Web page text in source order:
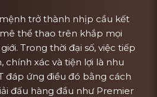
mệnh trở thành nhịp cầu kết
thể thao trên khắp mọi
Trong thời đại số, việc tiếp
chính xác và tiện lợi là nhu
đáp ứng điều đó bằng cách
đấu hàng đầu như Premier